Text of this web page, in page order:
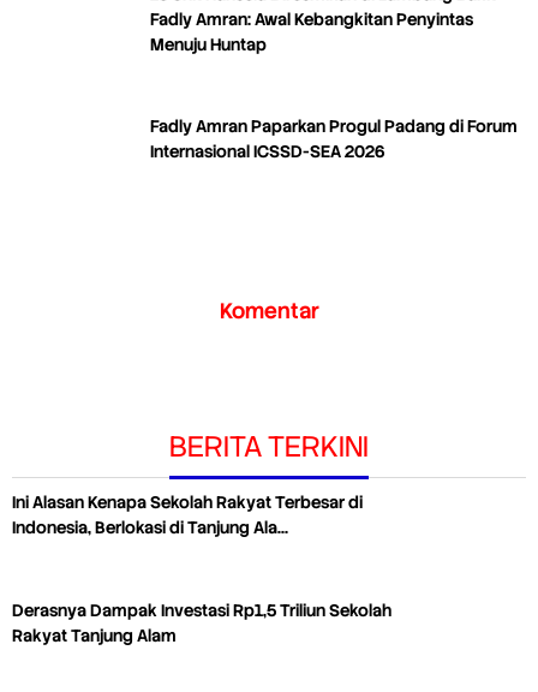
Fadly Amran: Awal Kebangkitan Penyintas
Menuju Huntap
Fadly Amran Paparkan Progul Padang di Forum
Internasional ICSSD-SEA 2026
Komentar
BERITA TERKINI
Ini Alasan Kenapa Sekolah Rakyat Terbesar di
Indonesia, Berlokasi di Tanjung Ala…
Derasnya Dampak Investasi Rp1,5 Triliun Sekolah
Rakyat Tanjung Alam